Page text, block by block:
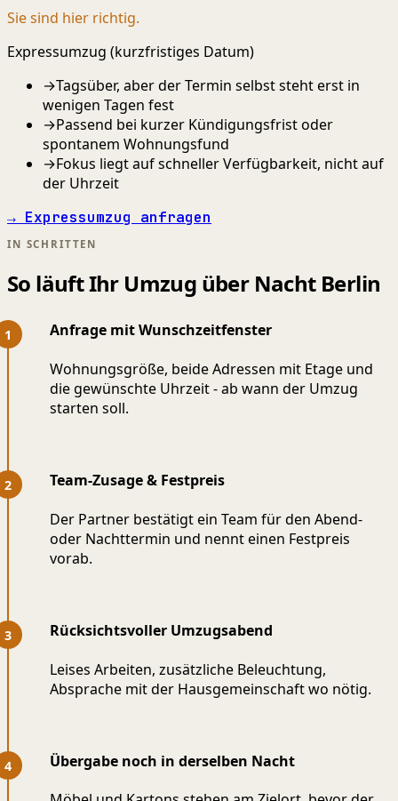
Sie sind hier richtig.
Expressumzug (kurzfristiges Datum)
→Tagsüber, aber der Termin selbst steht erst in
wenigen Tagen fest
→Passend bei kurzer Kündigungsfrist oder
spontanem Wohnungsfund
→Fokus liegt auf schneller Verfügbarkeit, nicht auf
der Uhrzeit
→ Expressumzug anfragen
IN SCHRITTEN
So läuft Ihr Umzug über Nacht Berlin
Anfrage mit Wunschzeitfenster
Wohnungsgröße, beide Adressen mit Etage und
die gewünschte Uhrzeit - ab wann der Umzug
starten soll.
Team-Zusage & Festpreis
Der Partner bestätigt ein Team für den Abend-
oder Nachttermin und nennt einen Festpreis
vorab.
Rücksichtsvoller Umzugsabend
Leises Arbeiten, zusätzliche Beleuchtung,
Absprache mit der Hausgemeinschaft wo nötig.
Übergabe noch in derselben Nacht